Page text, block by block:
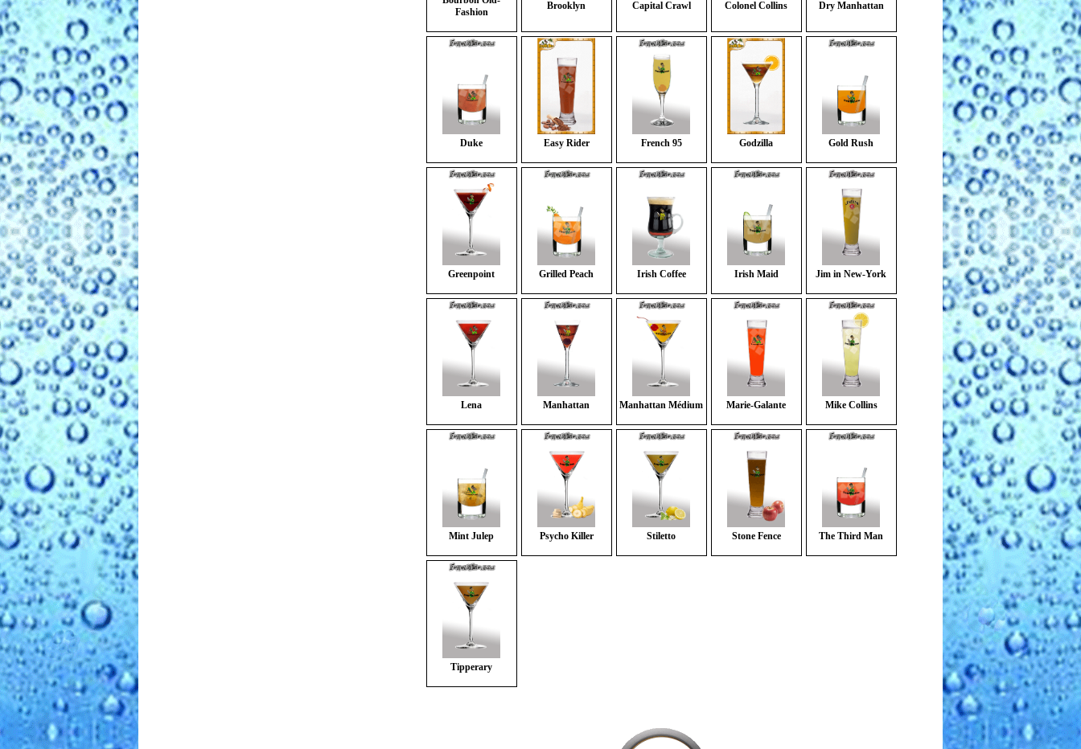
Fashion
Brooklyn Capital Crawl Colonel Collins Dry Manhattan
Duke Easy Rider French 95 Godzilla Gold Rush
Greenpoint Grilled Peach Irish Coffee Irish Maid Jim in New-York
Lena Manhattan Manhattan Médium Marie-Galante Mike Collins
Mint Julep Psycho Killer Stiletto Stone Fence The Third Man
Tipperary